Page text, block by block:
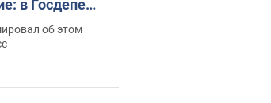
в Госдепе
списокоб этом